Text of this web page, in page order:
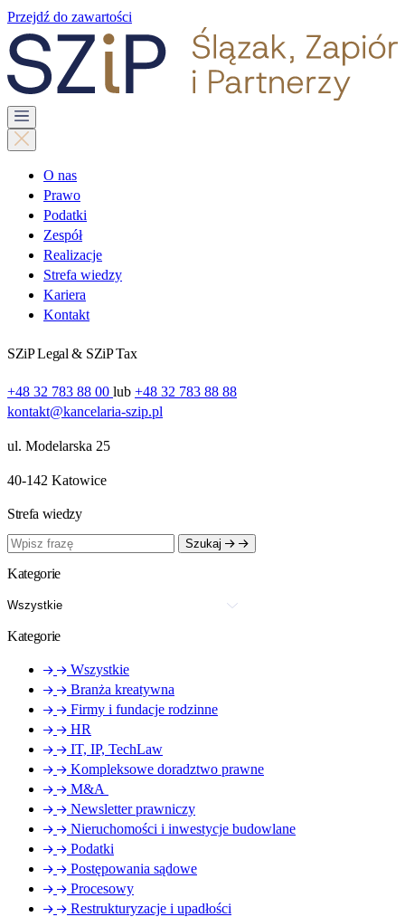
Przejdź do zawartości
O nas
Prawo
Podatki
Zespół
Realizacje
Strefa wiedzy
Kariera
Kontakt
SZiP Legal & SZiP Tax
+48 32 783 88 00 lub +48 32 783 88 88
kontakt@kancelaria-szip.pl
ul. Modelarska 25
40‑142 Katowice
Strefa wiedzy
Szukaj
Kategorie
Kategorie
Wszystkie
Branża kreatywna
Firmy i fundacje rodzinne
HR
IT, IP, TechLaw
Kompleksowe doradztwo prawne
M&A
Newsletter prawniczy
Nieruchomości i inwestycje budowlane
Podatki
Postępowania sądowe
Procesowy
Restrukturyzacje i upadłości